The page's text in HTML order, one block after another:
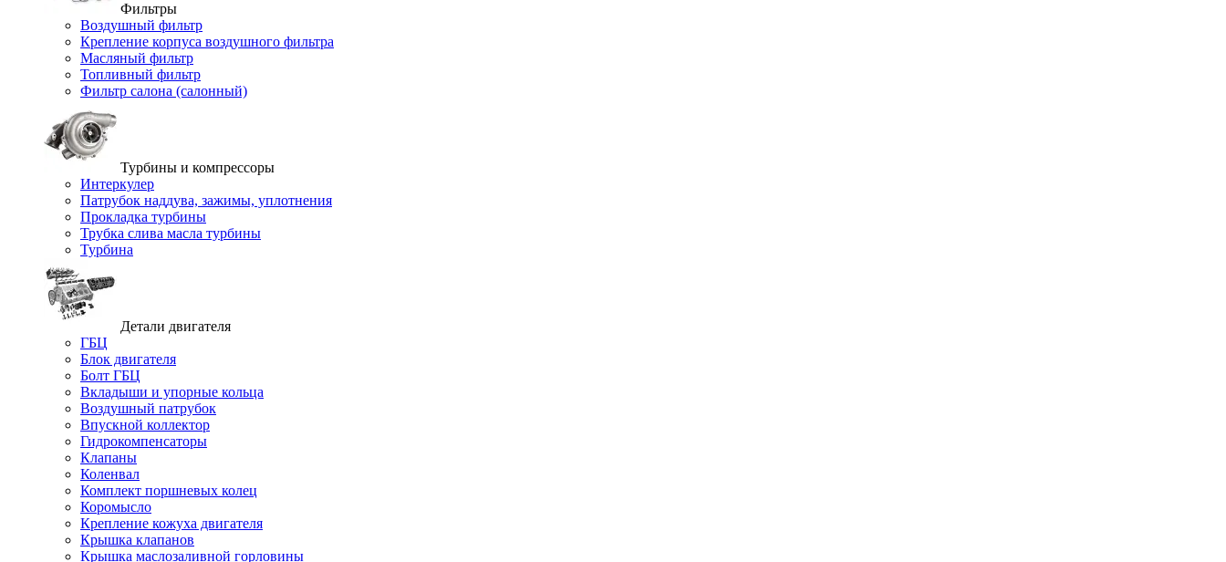
Фильтры
Воздушный фильтр
Крепление корпуса воздушного фильтра
Масляный фильтр
Топливный фильтр
Фильтр салона (салонный)
Турбины и компрессоры
Интеркулер
Патрубок наддува, зажимы, уплотнения
Прокладка турбины
Трубка слива масла турбины
Турбина
Детали двигателя
ГБЦ
Блок двигателя
Болт ГБЦ
Вкладыши и упорные кольца
Воздушный патрубок
Впускной коллектор
Гидрокомпенсаторы
Клапаны
Коленвал
Комплект поршневых колец
Коромысло
Крепление кожуха двигателя
Крышка клапанов
Крышка маслозаливной горловины